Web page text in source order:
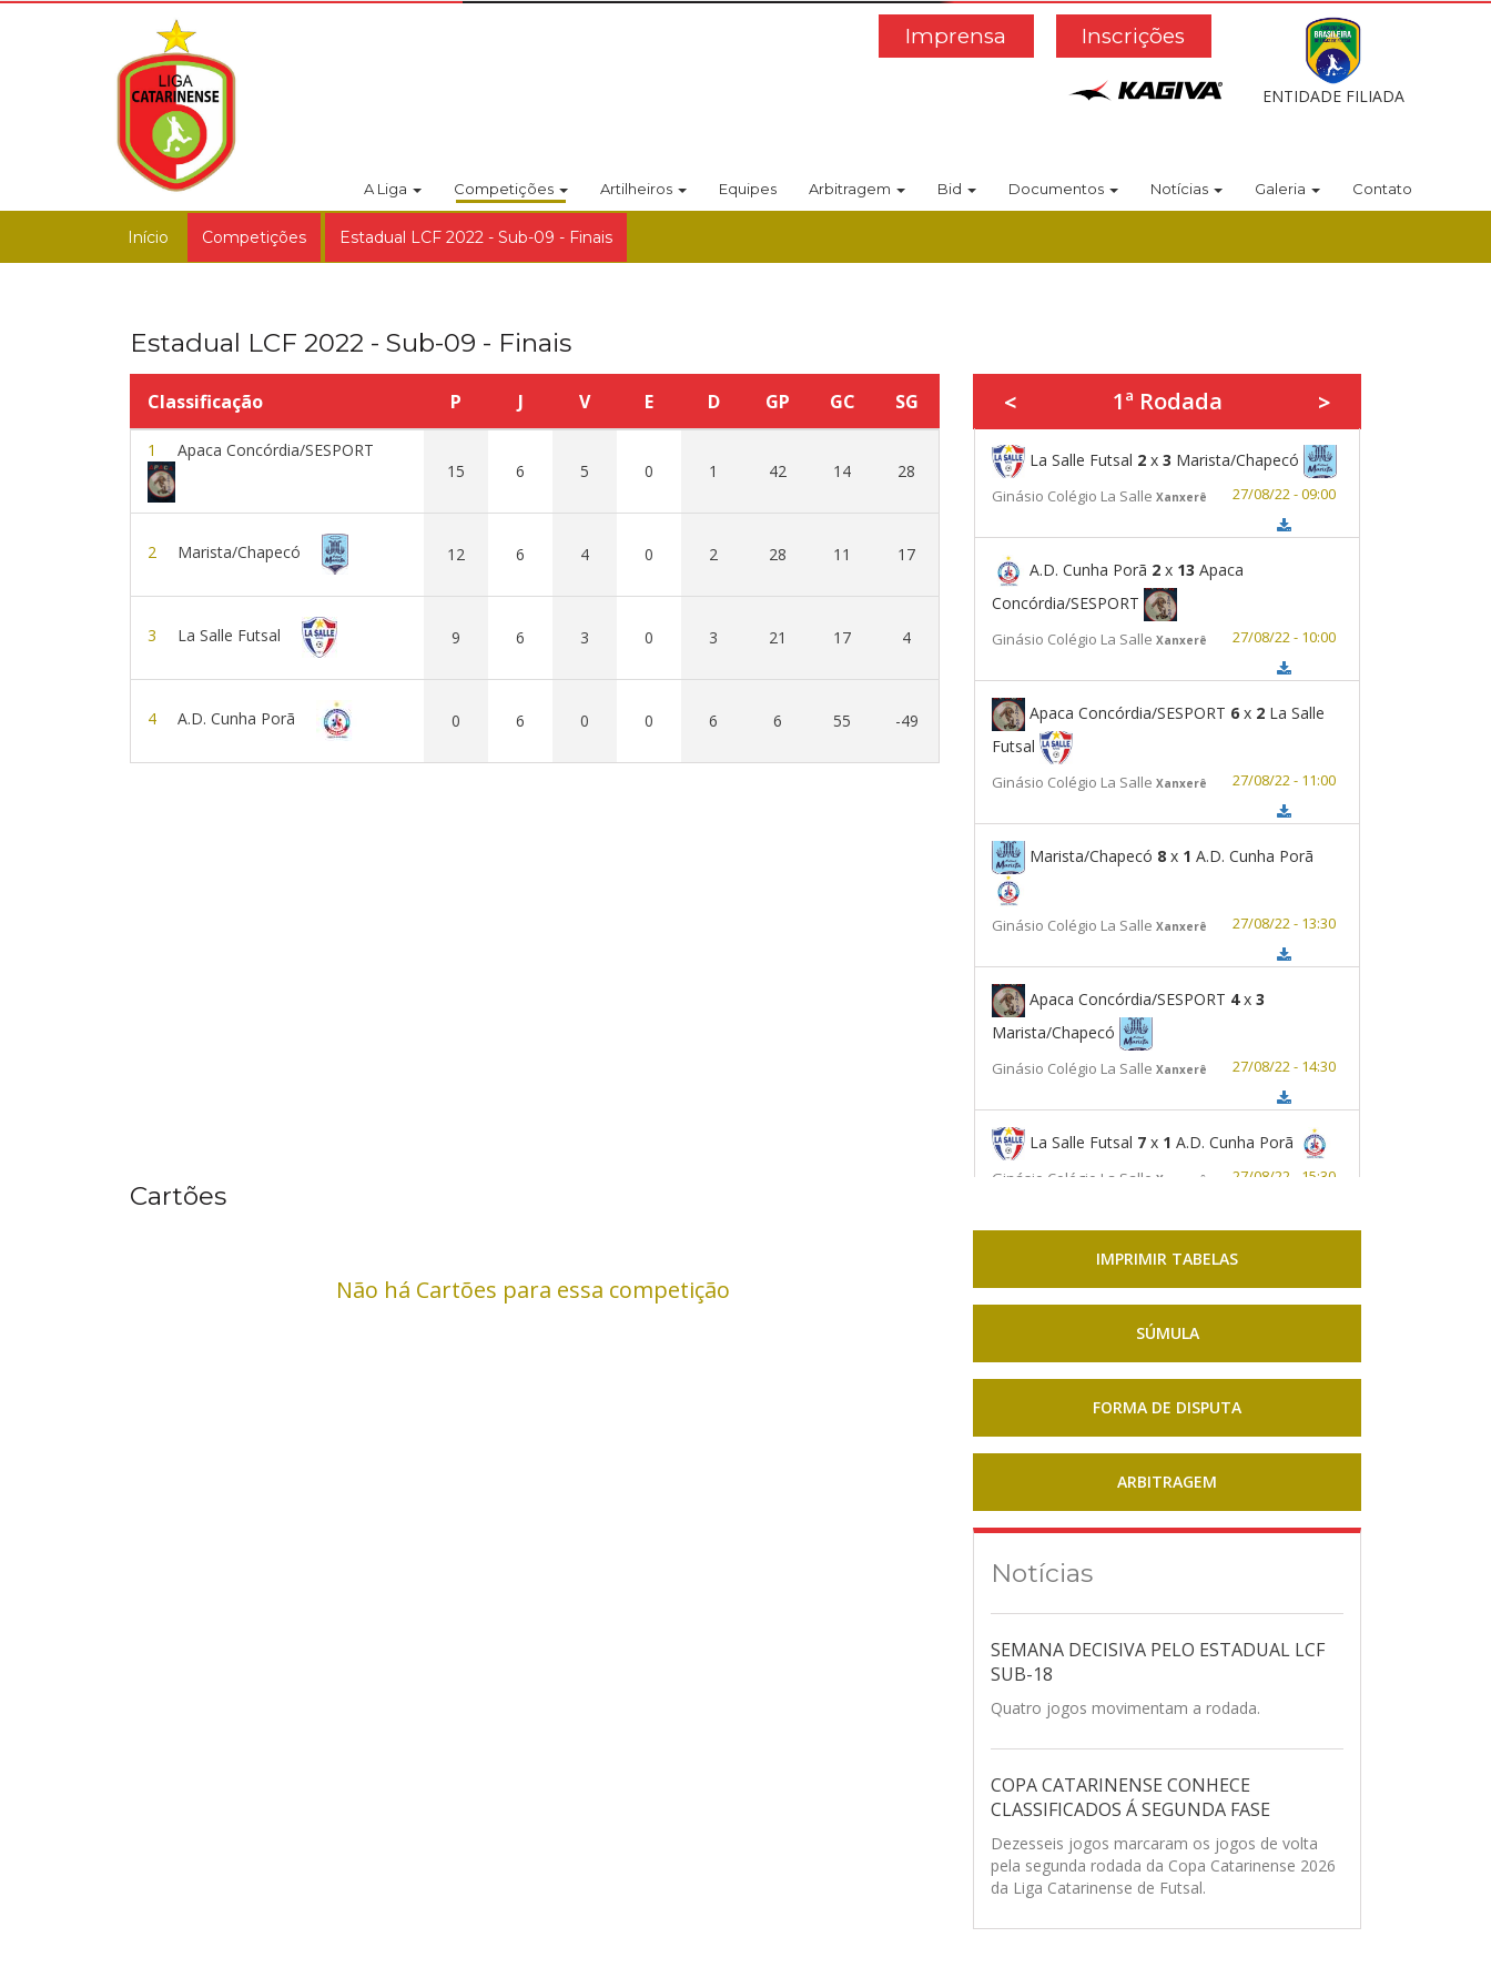
Inscrições
Imprensa
ENTIDADE FILIADA
A Liga Competições Artilheiros Equipes Arbitragem Bid Documentos Notícias Galeria Contato
Início Competições Estadual LCF 2022 - Sub-09 - Finais
Estadual LCF 2022 - Sub-09 - Finais
Classificação P J V E D GP GC SG
1
Apaca Concórdia/SESPORT
15
6 5 0 1 42 14 28
2 Marista/Chapecó 12 6 4 0 2 28 11 17
3 La Salle Futsal 9 6 3 0 3 21 17 4
4 A.D. Cunha Porã 0 6 0 0 6 6 55 -49
< 1ª Rodada >
La Salle Futsal 2 x 3 Marista/Chapecó
Ginásio Colégio La Salle Xanxerê 27/08/22 - 09:00
A.D. Cunha Porã 2 x 13 Apaca
Concórdia/SESPORT
Ginásio Colégio La Salle Xanxerê 27/08/22 - 10:00
Apaca Concórdia/SESPORT 6 x 2 La Salle
Futsal
Ginásio Colégio La Salle Xanxerê 27/08/22 - 11:00
Marista/Chapecó 8 x 1 A.D. Cunha Porã
Ginásio Colégio La Salle Xanxerê 27/08/22 - 13:30
Apaca Concórdia/SESPORT 4x 3
Marista/Chapecó
Ginásio Colégio La Salle Xanxerê 27/08/22 - 14:30
La Salle Futsal 7 x 1 A.D. Cunha Porã
Ginásio Colégio La Salle Xanxerê 27/08/22 - 15:30
Cartões
Não há Cartões para essa competição
IMPRIMIR TABELAS
SÚMULA
FORMA DE DISPUTA
ARBITRAGEM
Notícias
SEMANA DECISIVA PELO ESTADUAL LCF
SUB-18
Quatro jogos movimentam a rodada.
COPA CATARINENSE CONHECE
CLASSIFICADOS Á SEGUNDA FASE
Dezesseis jogos marcaram os jogos de volta
pela segunda rodada da Copa Catarinense 2026
da Liga Catarinense de Futsal.